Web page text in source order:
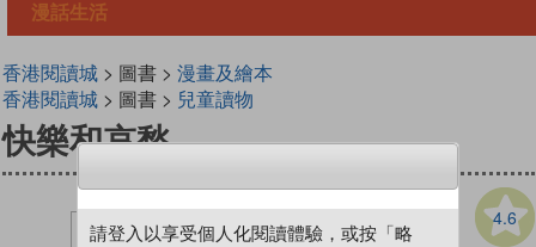
漫話生活
香港閱讀城> 圖書 > 漫畫及繪本
香港閱讀城> 圖書 > 兒童讀物
快樂和哀愁
4.6
請登入以享受個人化閱讀體驗，或按「略